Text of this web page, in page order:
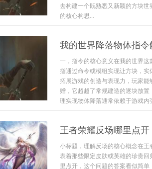
去构建一个既熟悉又新颖的方块
的核心构思...
我的世界降落物体指
一，指令的核心意义在我的世界
指通过命令或模组实现让方块，
拓展游戏的创造与表现力，玩家
赠，它超越了常规建造的逐块放
理实现物体降落通常依赖于游戏
王者荣耀反场哪里点
小标题，理解反场的核心概念在
表着那些限定皮肤或英雄的珍贵
里点开，这个问题的答案看似简